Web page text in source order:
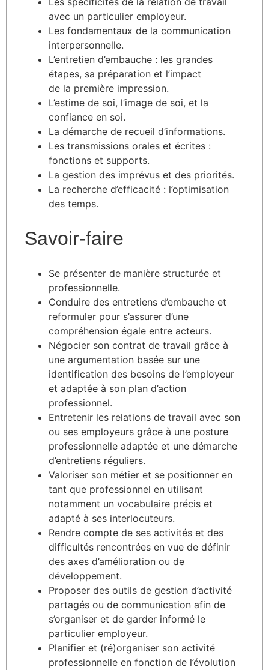
avec un particulier employeur.
Les fondamentaux de la communication
interpersonnelle.
L’entretien d’embauche : les grandes
étapes, sa préparation et l’impact
de la première impression.
L’estime de soi, l’image de soi, et la
confiance en soi.
La démarche de recueil d’informations.
Les transmissions orales et écrites :
fonctions et supports.
La gestion des imprévus et des priorités.
La recherche d’efficacité : l’optimisation
des temps.
Savoir-faire
Se présenter de manière structurée et
professionnelle.
Conduire des entretiens d’embauche et
reformuler pour s’assurer d’une
compréhension égale entre acteurs.
Négocier son contrat de travail grâce à
une argumentation basée sur une
identification des besoins de l’employeur
et adaptée à son plan d’action
professionnel.
Entretenir les relations de travail avec son
ou ses employeurs grâce à une posture
professionnelle adaptée et une démarche
d’entretiens réguliers.
Valoriser son métier et se positionner en
tant que professionnel en utilisant
notamment un vocabulaire précis et
adapté à ses interlocuteurs.
Rendre compte de ses activités et des
difficultés rencontrées en vue de définir
des axes d’amélioration ou de
développement.
Proposer des outils de gestion d’activité
partagés ou de communication afin de
s’organiser et de garder informé le
particulier employeur.
Planifier et (ré)organiser son activité
professionnelle en fonction de l’évolution